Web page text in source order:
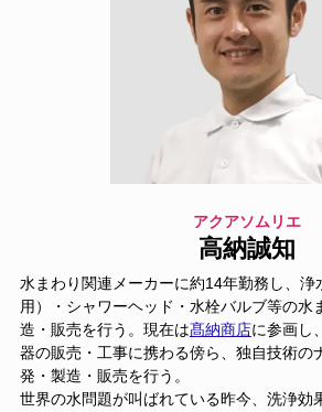
アクアソムリエ
高納誠知
水まわり関連メーカーに約14年勤務し、浄
用）・シャワーヘッド・水栓バルブ等の水
造・販売を行う。現在は髙納商店に参画し
器の販売・工事に携わる傍ら、独自技術の
発・製造・販売を行う。
世界の水問題が叫ばれている昨今、洗浄効